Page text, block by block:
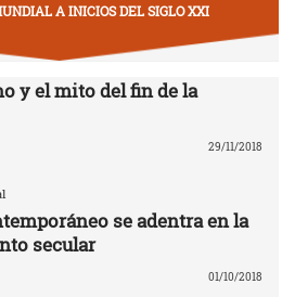
A INICIOS DEL SIGLO XXI
y el mito del fin de la
29/11/2018
se adentra en la
secular
01/10/2018